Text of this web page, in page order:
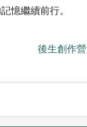
憶繼續前行。
後生創作營